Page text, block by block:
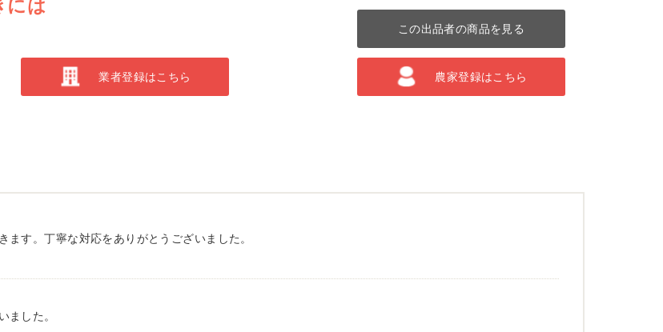
には
この出品者の商品を見る
業者登録はこちら 農家登録はこちら
す。丁寧な対応をありがとうございました。
ました。